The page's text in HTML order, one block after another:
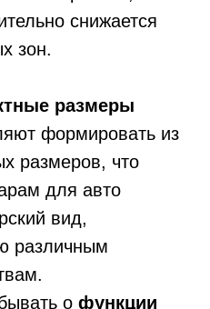
снижается
зон.
размеры
формировать из
размеров, что
для авто
вид,
различным
о функции